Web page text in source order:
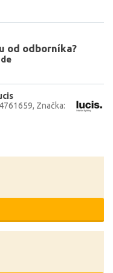
od odborníka?
Značka: